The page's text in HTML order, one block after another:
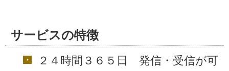
サービスの特徴
２４時間３６５日 発信・受信が可